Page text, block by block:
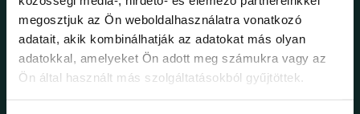
megosztjuk az Ön weboldalhasználatra vonatkozó
adatait, akik kombinálhatják az adatokat más olyan
adatokkal, amelyeket Ön adott meg számukra vagy az
Ön által használt más szolgáltatásokból gyűjtöttek.
FOLLOW US
PINTEREST FACEBOOK INSTAGRAM